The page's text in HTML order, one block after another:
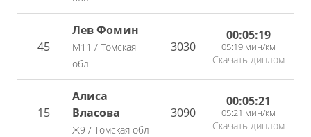
45
Лев Фомин
М11 / Томская
обл
3030
00:05:19
05:19 мин/км
Скачать диплом
15
Алиса
Власова
Ж9 / Томская обл
3090
00:05:21
05:21 мин/км
Скачать диплом